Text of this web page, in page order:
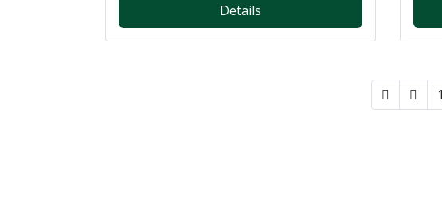
Details
1